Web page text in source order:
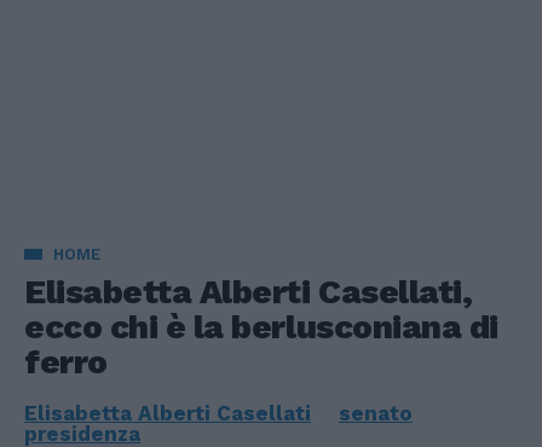
HOME
Elisabetta Alberti Casellati,
ecco chi è la berlusconiana di
ferro
Elisabetta Alberti Casellati
senato
presidenza